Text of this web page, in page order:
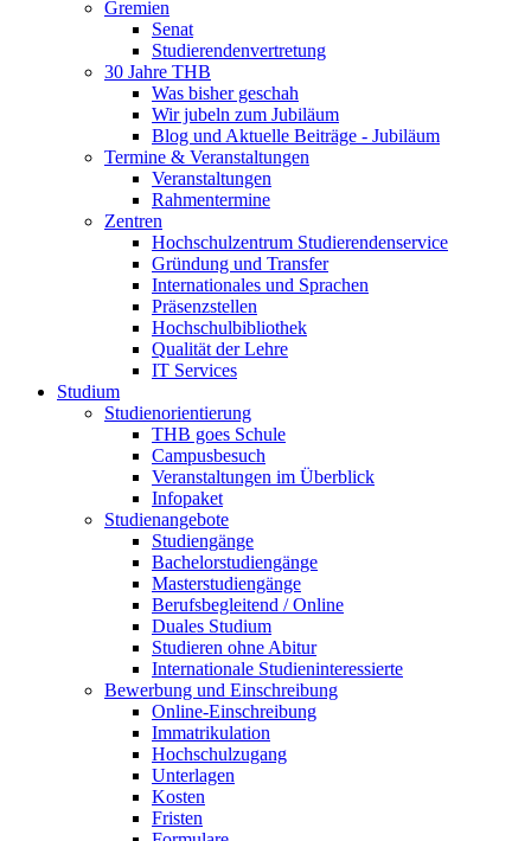
Gremien
Senat
Studierendenvertretung
30 Jahre THB
Was bisher geschah
Wir jubeln zum Jubiläum
Blog und Aktuelle Beiträge - Jubiläum
Termine & Veranstaltungen
Veranstaltungen
Rahmentermine
Zentren
Hochschulzentrum Studierendenservice
Gründung und Transfer
Internationales und Sprachen
Präsenzstellen
Hochschulbibliothek
Qualität der Lehre
IT Services
Studium
Studienorientierung
THB goes Schule
Campusbesuch
Veranstaltungen im Überblick
Infopaket
Studienangebote
Studiengänge
Bachelorstudiengänge
Masterstudiengänge
Berufsbegleitend / Online
Duales Studium
Studieren ohne Abitur
Internationale Studieninteressierte
Bewerbung und Einschreibung
Online-Einschreibung
Immatrikulation
Hochschulzugang
Unterlagen
Kosten
Fristen